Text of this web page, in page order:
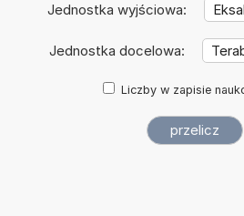
Jednostka wyjściowa:
Jednostka docelowa:
Liczby w zapisie